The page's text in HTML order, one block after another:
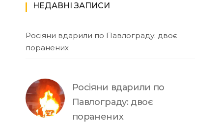
НЕДАВНІ ЗАПИСИ
Росіяни вдарили по Павлограду: двоє
поранених
Росіяни вдарили по
Павлограду: двоє
поранених